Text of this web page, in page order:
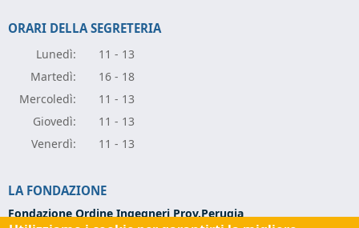
ORARI DELLA SEGRETERIA
Lunedì:
11 - 13
Martedì:
16 - 18
Mercoledì:
11 - 13
Giovedì:
11 - 13
Venerdì: 11 - 13
LA FONDAZIONE
Fondazione Ordine Ingegneri Prov.Perugia